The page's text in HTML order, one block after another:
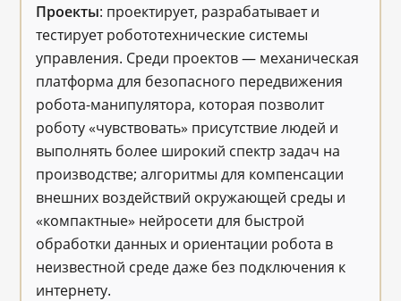
Проекты: проектирует, разрабатывает и
тестирует робототехнические системы
управления. Среди проектов — механическая
платформа для безопасного передвижения
робота-манипулятора, которая позволит
роботу «чувствовать» присутствие людей и
выполнять более широкий спектр задач на
производстве; алгоритмы для компенсации
внешних воздействий окружающей среды и
«компактные» нейросети для быстрой
обработки данных и ориентации робота в
неизвестной среде даже без подключения к
интернету.